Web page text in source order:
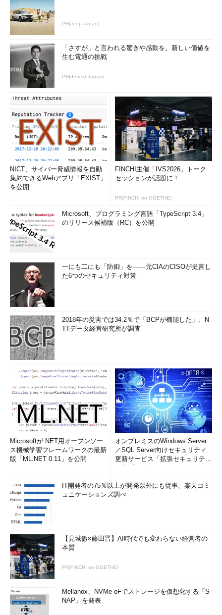
PR(Jeep Japan)
「さすが」と言われる驚きや感動を。新しい価値を
生む電通の挑戦
PR(dentsu Japan)
NICT、サイバー脅威情報を自動
集約できるWebアプリ「EXIST」
を公開
FINCHI主催「IVS2026」トーク
セッションが話題に！
PR(FINCHI on GOETHE)
Microsoft、プログラミング言語「TypeScript 3.4」
のリリース候補版（RC）を公開
一にも二にも「防御」を――元CIAのCISOが提言し
た6つのセキュリティ対策
2018年の災害では34.2％で「BCPが機能した」、N
TTデータ経営研究所が調査
Microsoftが.NET用オープンソー
ス機械学習フレームワークの最新
版「ML.NET 0.11」を公開
オンプレミスのWindows Server
／SQL Server向けセキュリティ
更新サービス「拡張セキュリティ
IT開発者の75％以上が開発以外にも従事、楽天コミ
ュニケーションズ調べ
【見城徹×藤田晋】AI時代でも変わらない経営者の
本質
PR(FINCHI on GOETHE)
Mellanox、NVMe-oFでストレージを仮想化する「S
NAP」を発表